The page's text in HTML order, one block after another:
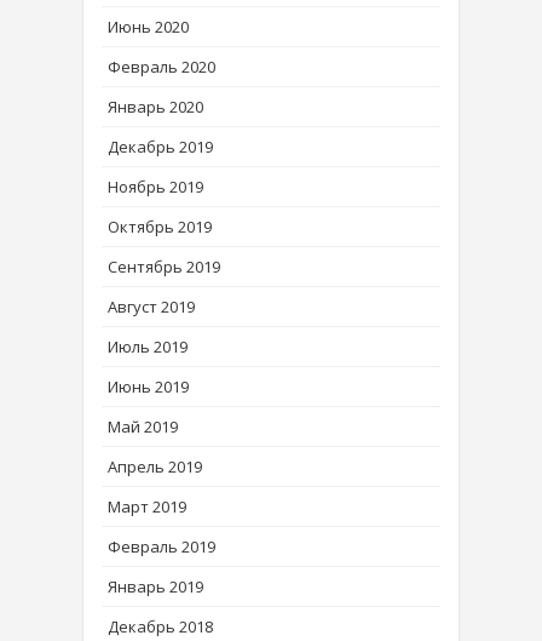
Июнь 2020
Февраль 2020
Январь 2020
Декабрь 2019
Ноябрь 2019
Октябрь 2019
Сентябрь 2019
Август 2019
Июль 2019
Июнь 2019
Май 2019
Апрель 2019
Март 2019
Февраль 2019
Январь 2019
Декабрь 2018